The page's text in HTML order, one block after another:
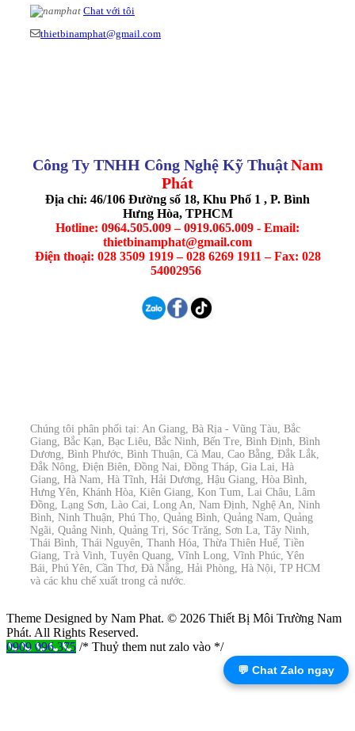
Chat với tôi
thietbinamphat@gmail.com
Công Ty TNHH Công Nghệ Kỹ ThuậtNam
Phát
Địa chỉ: 46/106 Đường số 18, Khu Phố 1 , P. Bình
Hưng Hòa, TPHCM
Hotline: 0964.505.009 – 0919.065.009 - Email:
thietbinamphat@gmail.com
Điện thoại: 028 3509 1919 – 028 6269 1911 – Fax: 028
54002956
Chúng tôi phân phối tại: An Giang, Bà Rịa - Vũng Tàu, Bắc
Giang, Bắc Kạn, Bạc Liêu, Bắc Ninh, Bến Tre, Bình Định, Bình
Dương, Bình Phước, Bình Thuận, Cà Mau, Cao Bằng, Đắk Lắk,
Đắk Nông, Điện Biên, Đồng Nai, Đồng Tháp, Gia Lai, Hà
Giang, Hà Nam, Hà Tĩnh, Hải Dương, Hậu Giang, Hòa Bình,
Hưng Yên, Khánh Hòa, Kiên Giang, Kon Tum, Lai Châu, Lâm
Đồng, Lạng Sơn, Lào Cai, Long An, Nam Định, Nghệ An, Ninh
Bình, Ninh Thuận, Phú Thọ, Quảng Bình, Quảng Nam, Quảng
Ngãi, Quảng Ninh, Quảng Trị, Sóc Trăng, Sơn La, Tây Ninh,
Thái Bình, Thái Nguyên, Thanh Hóa, Thừa Thiên Huế, Tiền
Giang, Trà Vinh, Tuyên Quang, Vĩnh Long, Vĩnh Phúc, Yên
Bái, Phú Yên, Cần Thơ, Đà Nẵng, Hải Phòng, Hà Nội, TP HCM
và các khu chế xuất trong cả nước.
Theme Designed by Nam Phat. © 2026 Thiết Bị Môi Trường Nam
Phát. All Rights Reserved.
0909 096 375 /* Thuỷ them nut zalo vào */
💬 Chat Zalo ngay